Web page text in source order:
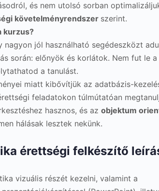
és nem utolsó sorban
követelményrendszer szerint.
kurzus?
nagyon jól használható segédeszközt
során: előnyök és korlátok. Nem fut le
a tanulást.
miatt kibővítjük az adatbázis-
feladatokon túlmútatóan
hasznos, és az objektum
hálásak lesztek nekünk.
érettségi felkészítő
vizuális részét kezelni, valamint a